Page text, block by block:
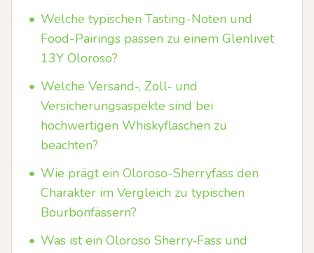
• Welche typischen Tasting-Noten und
Food-Pairings passen zu einem Glenlivet
13Y Oloroso?
• Welche Versand‑, Zoll‑ und
Versicherungsaspekte sind bei
hochwertigen Whiskyflaschen zu
beachten?
• Wie prägt ein Oloroso-Sherryfass den
Charakter im Vergleich zu typischen
Bourbonfässern?
• Was ist ein Oloroso Sherry‑Fass und